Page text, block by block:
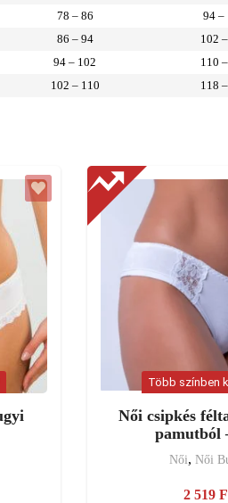
78 – 86 94 –
86 – 94 102
94 – 102 110
102 – 110 118
Több színben
Női csipkés
pamutból
Női, Női
2 519